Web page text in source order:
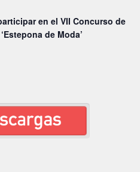
en el VII Concurso de
de Moda’